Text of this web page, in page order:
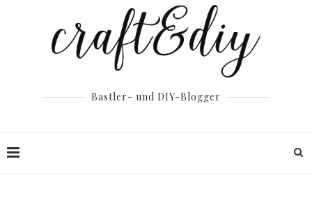
Bastler- und DIY-Blogger